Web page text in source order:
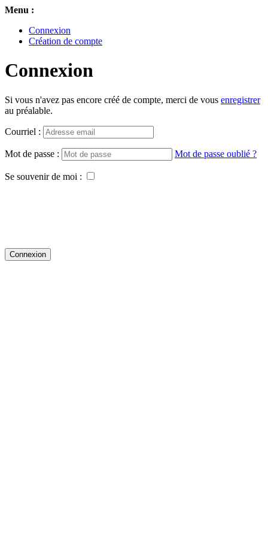
Menu :
Connexion
Création de compte
Connexion
Si vous n'avez pas encore créé de compte, merci de vous enregistrer
au préalable.
Courriel :
Mot de passe : Mot de passe oublié ?
Se souvenir de moi :
Connexion